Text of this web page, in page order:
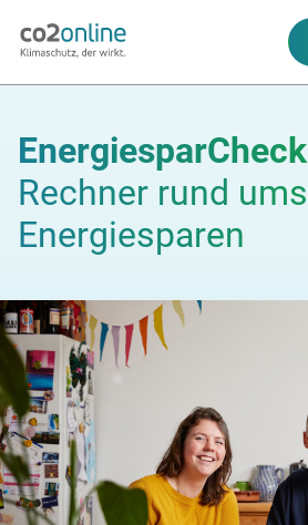
Rechner rund ums
Energiesparen